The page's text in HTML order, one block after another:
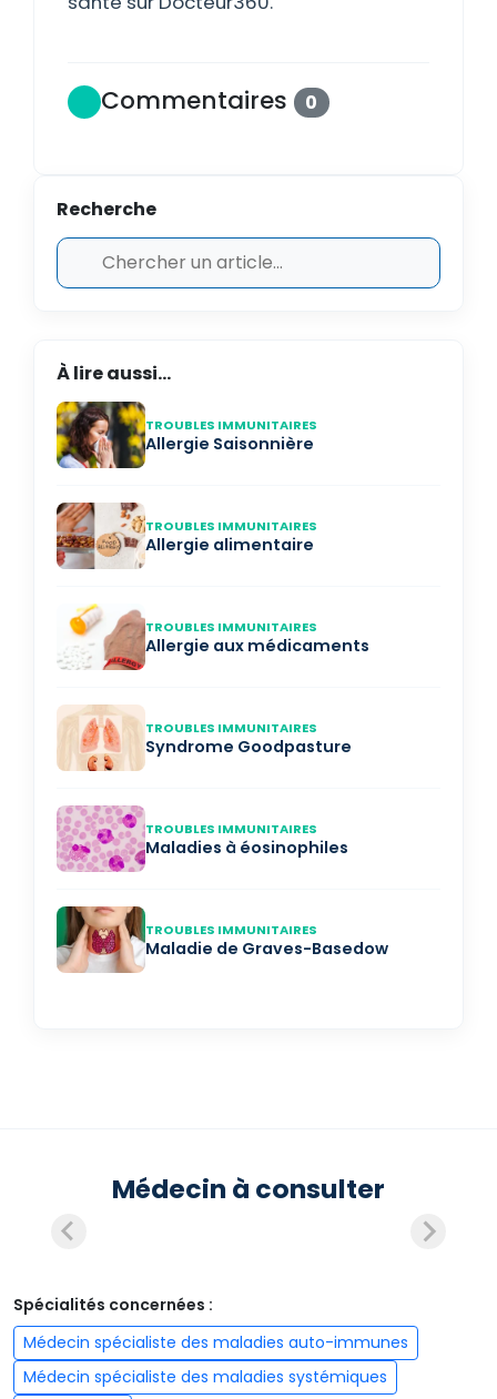
Commentaires 0
Recherche
À lire aussi...
TROUBLES IMMUNITAIRES
Allergie Saisonnière
TROUBLES IMMUNITAIRES
Allergie alimentaire
TROUBLES IMMUNITAIRES
Allergie aux médicaments
TROUBLES IMMUNITAIRES
Syndrome Goodpasture
TROUBLES IMMUNITAIRES
Maladies à éosinophiles
TROUBLES IMMUNITAIRES
Maladie de Graves-Basedow
Médecin à consulter
Spécialités concernées :
Médecin spécialiste des maladies auto-immunes
Médecin spécialiste des maladies systémiques